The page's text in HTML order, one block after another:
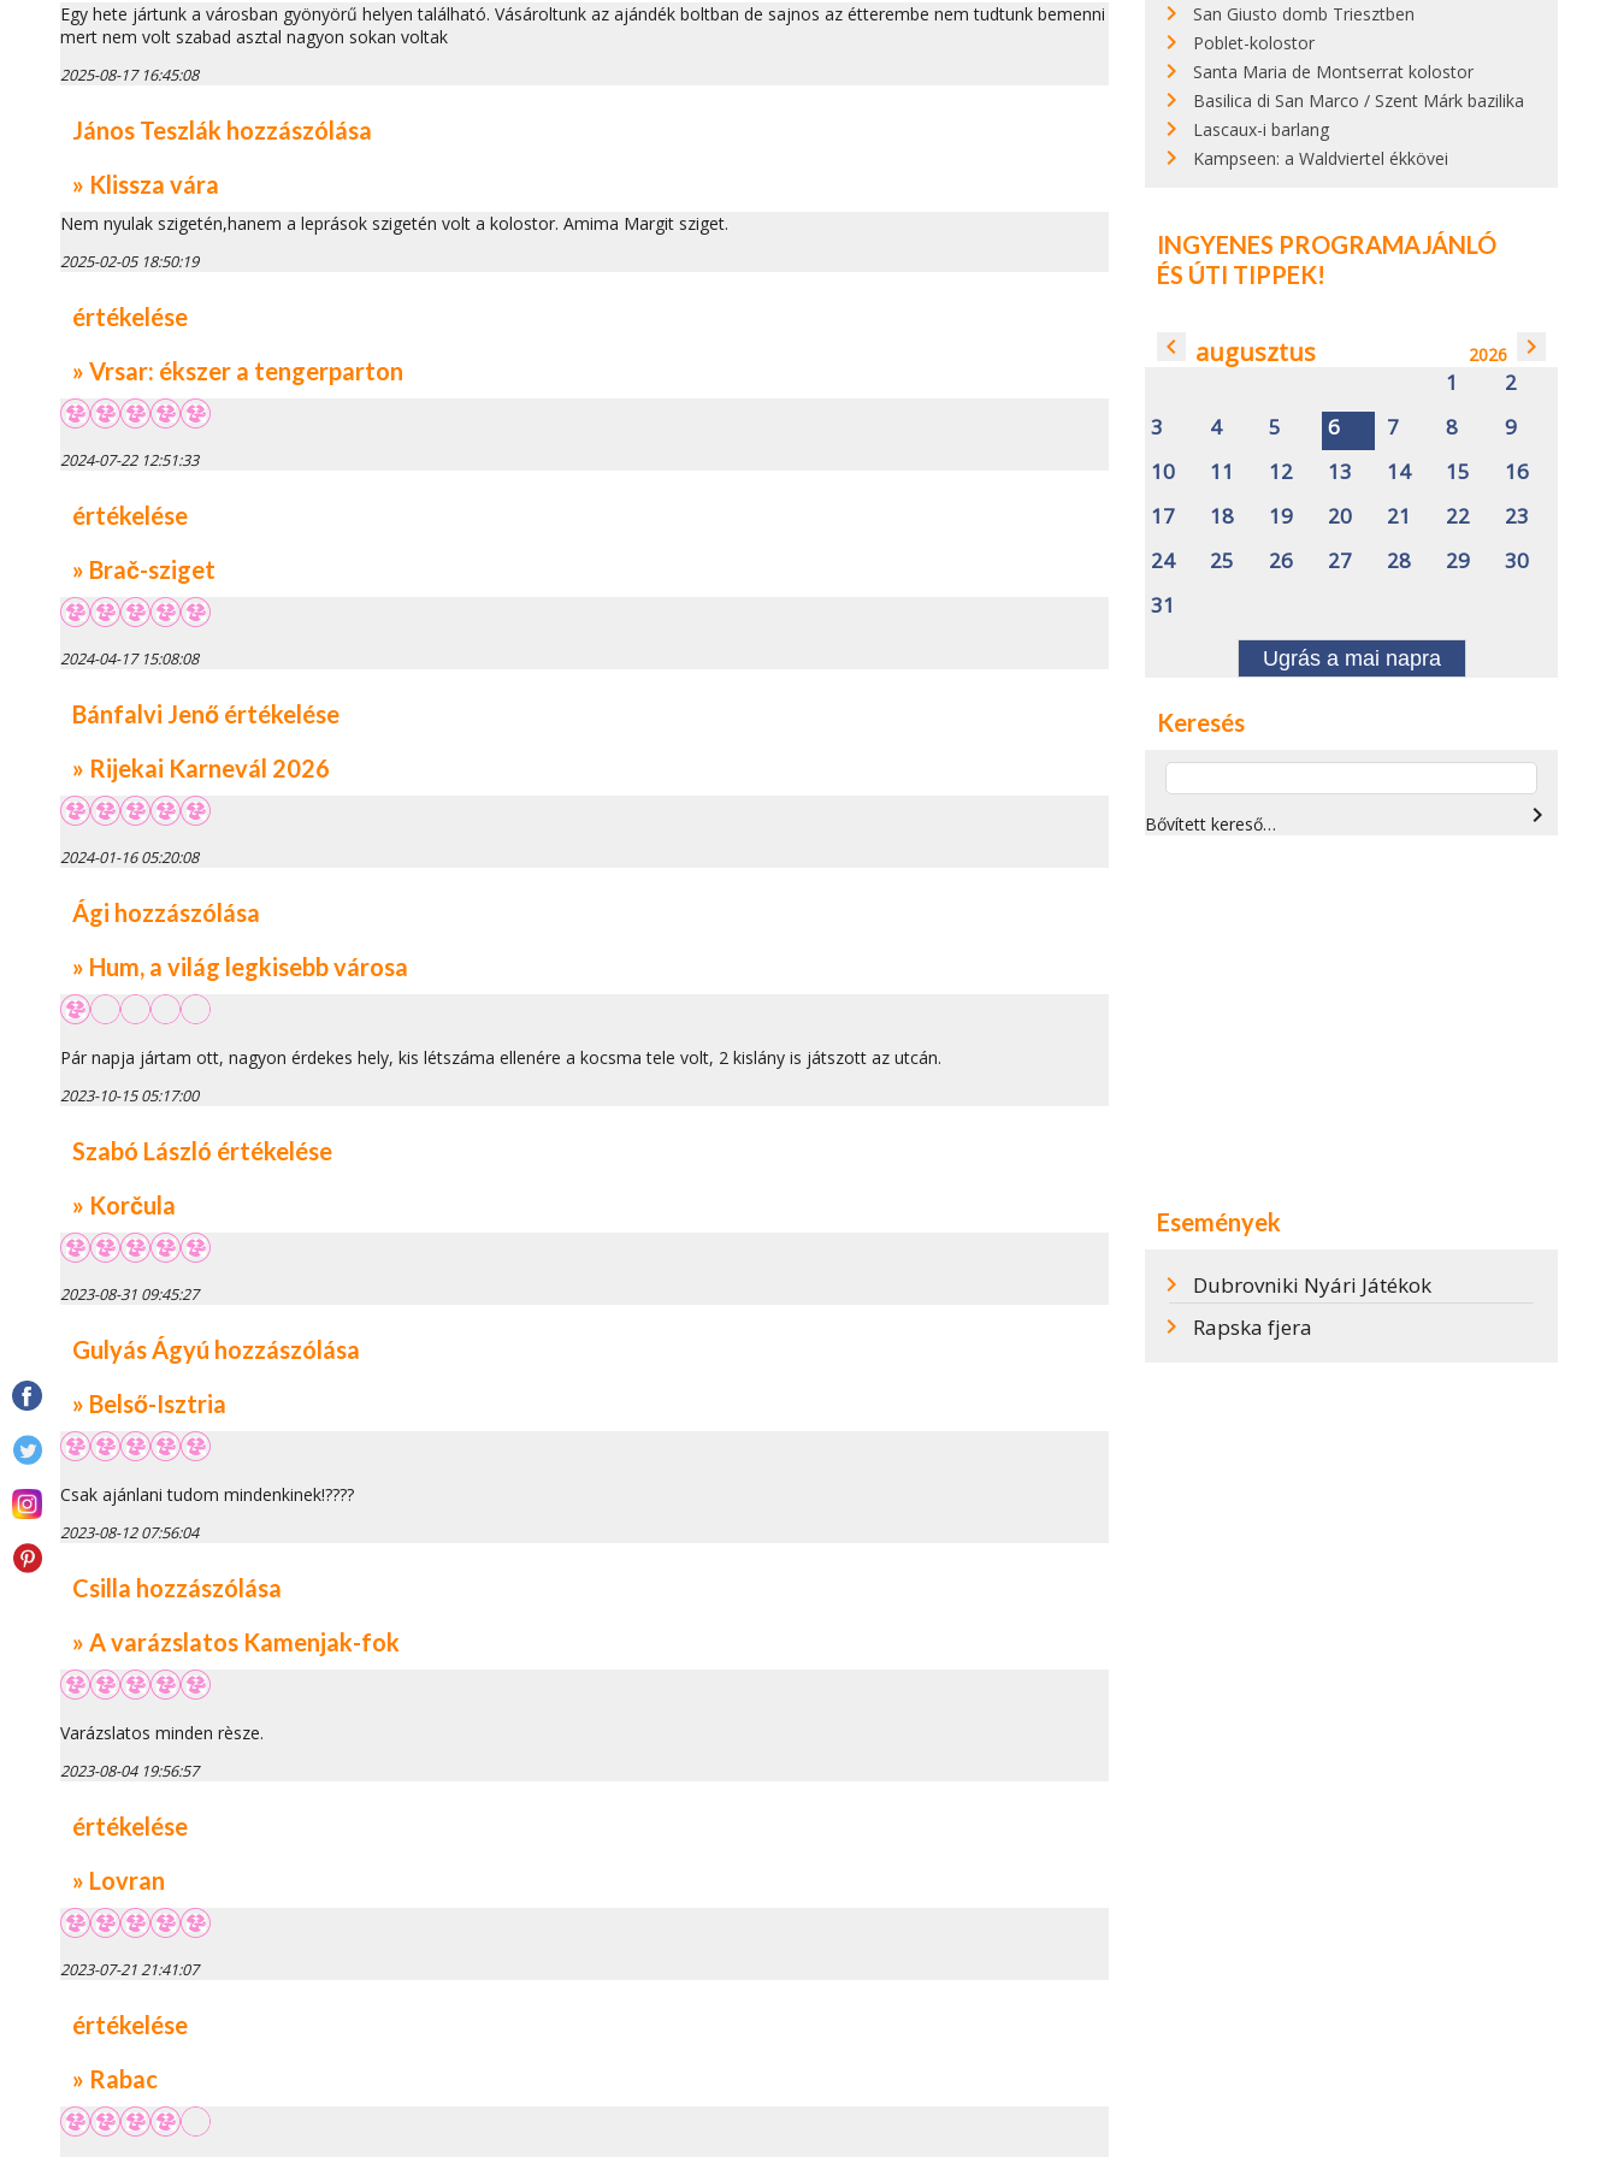
Egy hete jártunk a városban gyönyörű helyen található. Vásároltunk az ajándék boltban de sajnos az étterembe nem tudtunk bemenni
mert nem volt szabad asztal nagyon sokan voltak
2025-08-17 16:45:08
János Teszlák hozzászólása
» Klissza vára
Nem nyulak szigetén,hanem a leprások szigetén volt a kolostor. Amima Margit sziget.
2025-02-05 18:50:19
értékelése
» Vrsar: ékszer a tengerparton
2024-07-22 12:51:33
értékelése
» Brač-sziget
2024-04-17 15:08:08
Bánfalvi Jenő értékelése
» Rijekai Karnevál 2026
2024-01-16 05:20:08
Ági hozzászólása
» Hum, a világ legkisebb városa
Pár napja jártam ott, nagyon érdekes hely, kis létszáma ellenére a kocsma tele volt, 2 kislány is játszott az utcán.
2023-10-15 05:17:00
Szabó László értékelése
» Korčula
2023-08-31 09:45:27
Gulyás Ágyú hozzászólása
» Belső-Isztria
Csak ajánlani tudom mindenkinek!????
2023-08-12 07:56:04
Csilla hozzászólása
» A varázslatos Kamenjak-fok
Varázslatos minden rèsze.
2023-08-04 19:56:57
értékelése
» Lovran
2023-07-21 21:41:07
értékelése
» Rabac
San Giusto domb Triesztben
Poblet-kolostor
Santa Maria de Montserrat kolostor
Basilica di San Marco / Szent Márk bazilika
Lascaux-i barlang
Kampseen: a Waldviertel ékkövei
INGYENES PROGRAMAJÁNLÓ
ÉS ÚTI TIPPEK!
navigate_before augusztus 2026 navigate_next
1
2
3
4 5 6 7 8
9
10
11 12 13 14 15
16
17
18 19 20 21 22
23
24
25 26 27 28 29
30
31
Ugrás a mai napra
Keresés
Bővített kereső… navigate_next
Események
Dubrovniki Nyári Játékok
Rapska fjera